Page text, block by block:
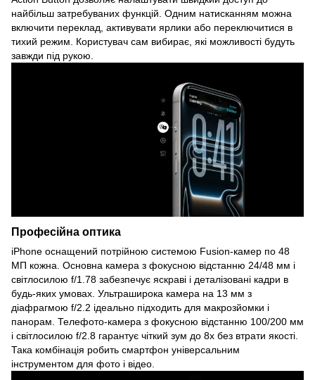
найбільш затребуваних функцій. Одним натисканням можна
включити переклад, активувати ярлики або переключитися в
тихий режим. Користувач сам вибирає, які можливості будуть
завжди під рукою.
Професійна оптика
iPhone оснащений потрійною системою Fusion-камер по 48
МП кожна. Основна камера з фокусною відстанню 24/48 мм і
світлосилою f/1.78 забезпечує яскраві і деталізовані кадри в
будь-яких умовах. Ультраширока камера на 13 мм з
діафрагмою f/2.2 ідеально підходить для макрозйомки і
панорам. Телефото-камера з фокусною відстанню 100/200 мм
і світлосилою f/2.8 гарантує чіткий зум до 8x без втрати якості.
Така комбінація робить смартфон універсальним
інструментом для фото і відео.